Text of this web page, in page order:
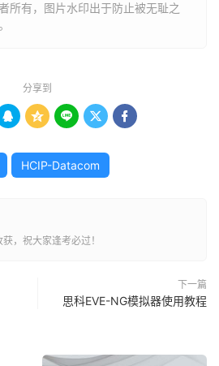
所有，图片水印出于防止被无耻之
分享到
    
HCIP-Datacom
，祝大家逢考必过！
下一篇
思科EVE-NG模拟器使用教程